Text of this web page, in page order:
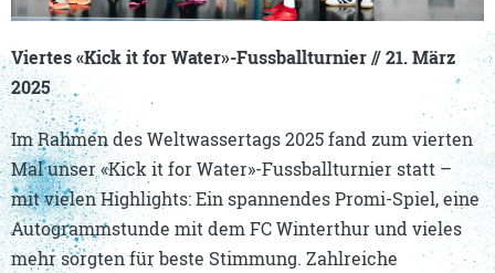
Viertes «Kick it for Water»-Fussballturnier// 21. März
2025
Im Rahmen des Weltwassertags 2025 fand zum vierten
Mal unser «Kick it for Water»-Fussballturnier statt –
mit vielen Highlights: Ein spannendes Promi-Spiel, eine
Autogrammstunde mit dem FC Winterthur und vieles
mehr sorgten für beste Stimmung. Zahlreiche